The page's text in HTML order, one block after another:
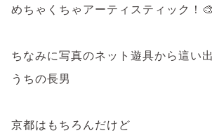
めちゃくちゃアーティスティック！🎨
ちなみに写真のネット遊具から這い
うちの長男
京都はもちろんだけど